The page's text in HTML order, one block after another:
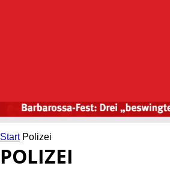
Start Polizei
POLIZEI